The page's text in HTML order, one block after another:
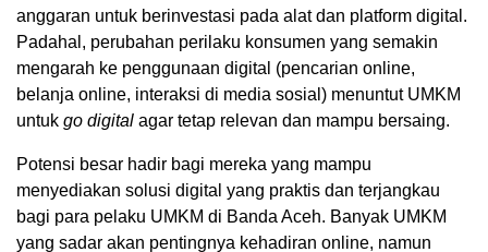
anggaran untuk berinvestasi pada alat dan platform digital.
Padahal, perubahan perilaku konsumen yang semakin
mengarah ke penggunaan digital (pencarian online,
belanja online, interaksi di media sosial) menuntut UMKM
untuk go digital agar tetap relevan dan mampu bersaing.
Potensi besar hadir bagi mereka yang mampu
menyediakan solusi digital yang praktis dan terjangkau
bagi para pelaku UMKM di Banda Aceh. Banyak UMKM
yang sadar akan pentingnya kehadiran online, namun